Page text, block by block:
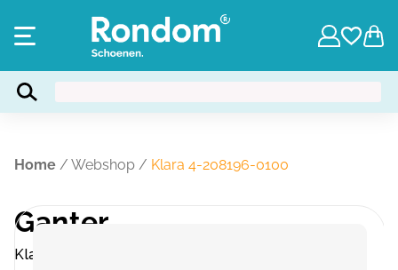
Home / Webshop / Klara 4-208196-0100
Ganter
Klara 4-208196-0100